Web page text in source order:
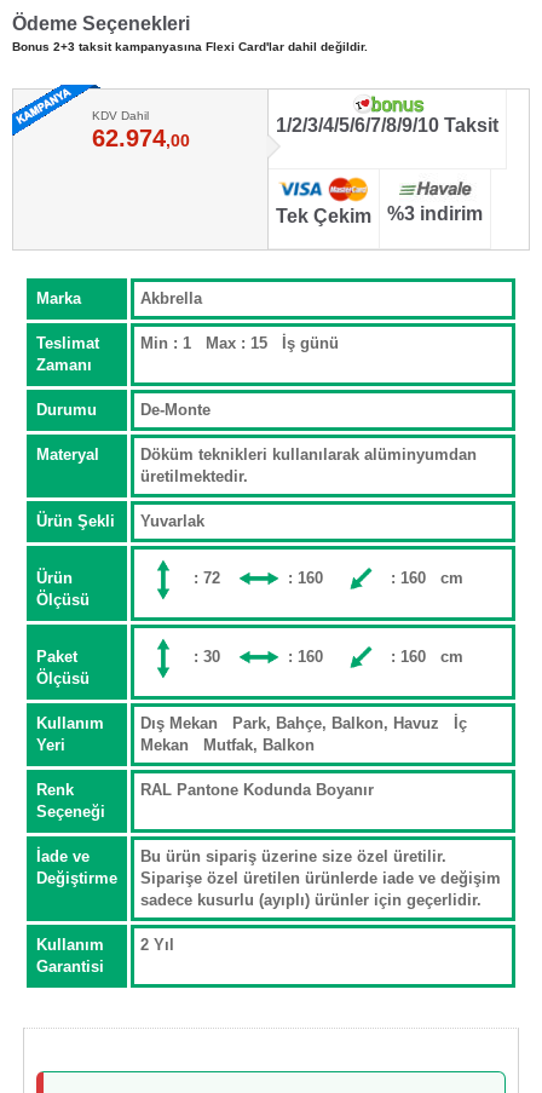
Ödeme Seçenekleri
Bonus 2+3 taksit kampanyasına Flexi Card'lar dahil değildir.
KDV Dahil
62.974,00
1/2/3/4/5/6/7/8/9/10 Taksit
Tek Çekim %3 indirim
Marka Akbrella
Teslimat
Zamanı
Min : 1 Max : 15 İş günü
Durumu De-Monte
Materyal
Döküm teknikleri kullanılarak alüminyumdan
üretilmektedir.
Ürün Şekli Yuvarlak
Ürün
Ölçüsü
: 72 : 160 : 160 cm
Paket
Ölçüsü
: 30 : 160 : 160 cm
Kullanım
Yeri
Dış Mekan Park, Bahçe, Balkon, Havuz İç
Mekan Mutfak, Balkon
Renk
Seçeneği
RAL Pantone Kodunda Boyanır
İade ve
Değiştirme
Bu ürün sipariş üzerine size özel üretilir.
Siparişe özel üretilen ürünlerde iade ve değişim
sadece kusurlu (ayıplı) ürünler için geçerlidir.
Kullanım
Garantisi
2 Yıl